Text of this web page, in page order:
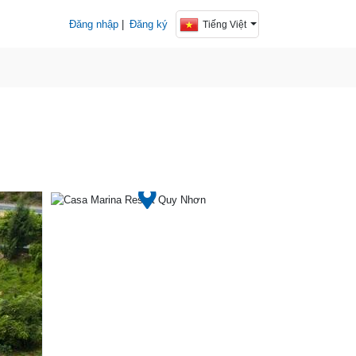
Đăng nhập | Đăng ký Tiếng Việt